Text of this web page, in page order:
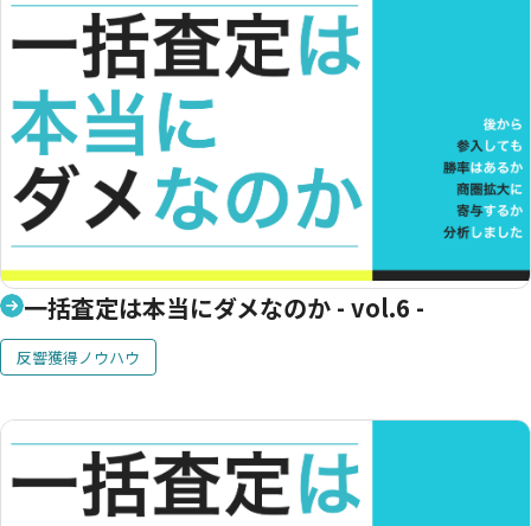
一括査定は本当にダメなのか - vol.6 -
反響獲得ノウハウ